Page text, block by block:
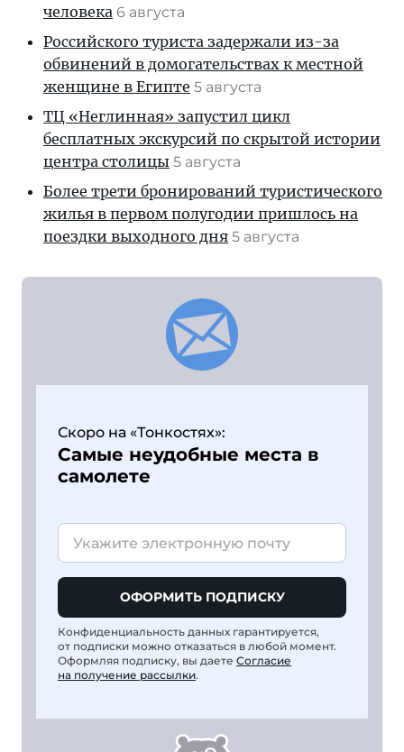
человека 6 августа
Российского туриста задержали из-за
обвинений в домогательствах к местной
женщине в Египте 5 августа
ТЦ «Неглинная» запустил цикл
бесплатных экскурсий по скрытой истории
центра столицы 5 августа
Более трети бронирований туристического
жилья в первом полугодии пришлось на
поездки выходного дня 5 августа
Скоро на «Тонкостях»:
Самые неудобные места в
самолете
ОФОРМИТЬ ПОДПИСКУ
Конфиденциальность данных гарантируется,
от подписки можно отказаться в любой момент.
Оформляя подписку, вы даете Согласие
на получение рассылки.